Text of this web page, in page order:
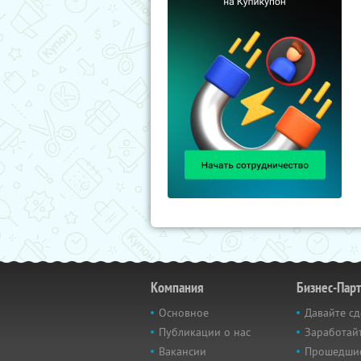
Компания
Основное
Публикации о нас
Вакансии
Бизнес-
Давайте